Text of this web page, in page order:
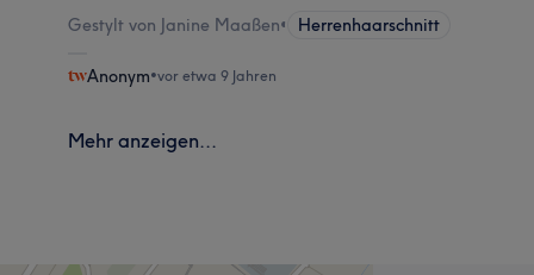
Gestylt von Janine Maaßen• Herrenhaarschnitt
Anonym•vor etwa 9 Jahren
Mehr anzeigen...